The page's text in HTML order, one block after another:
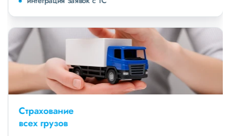
Страхование
всех грузов